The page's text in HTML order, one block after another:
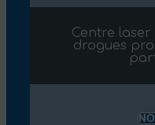
Centre
drogues